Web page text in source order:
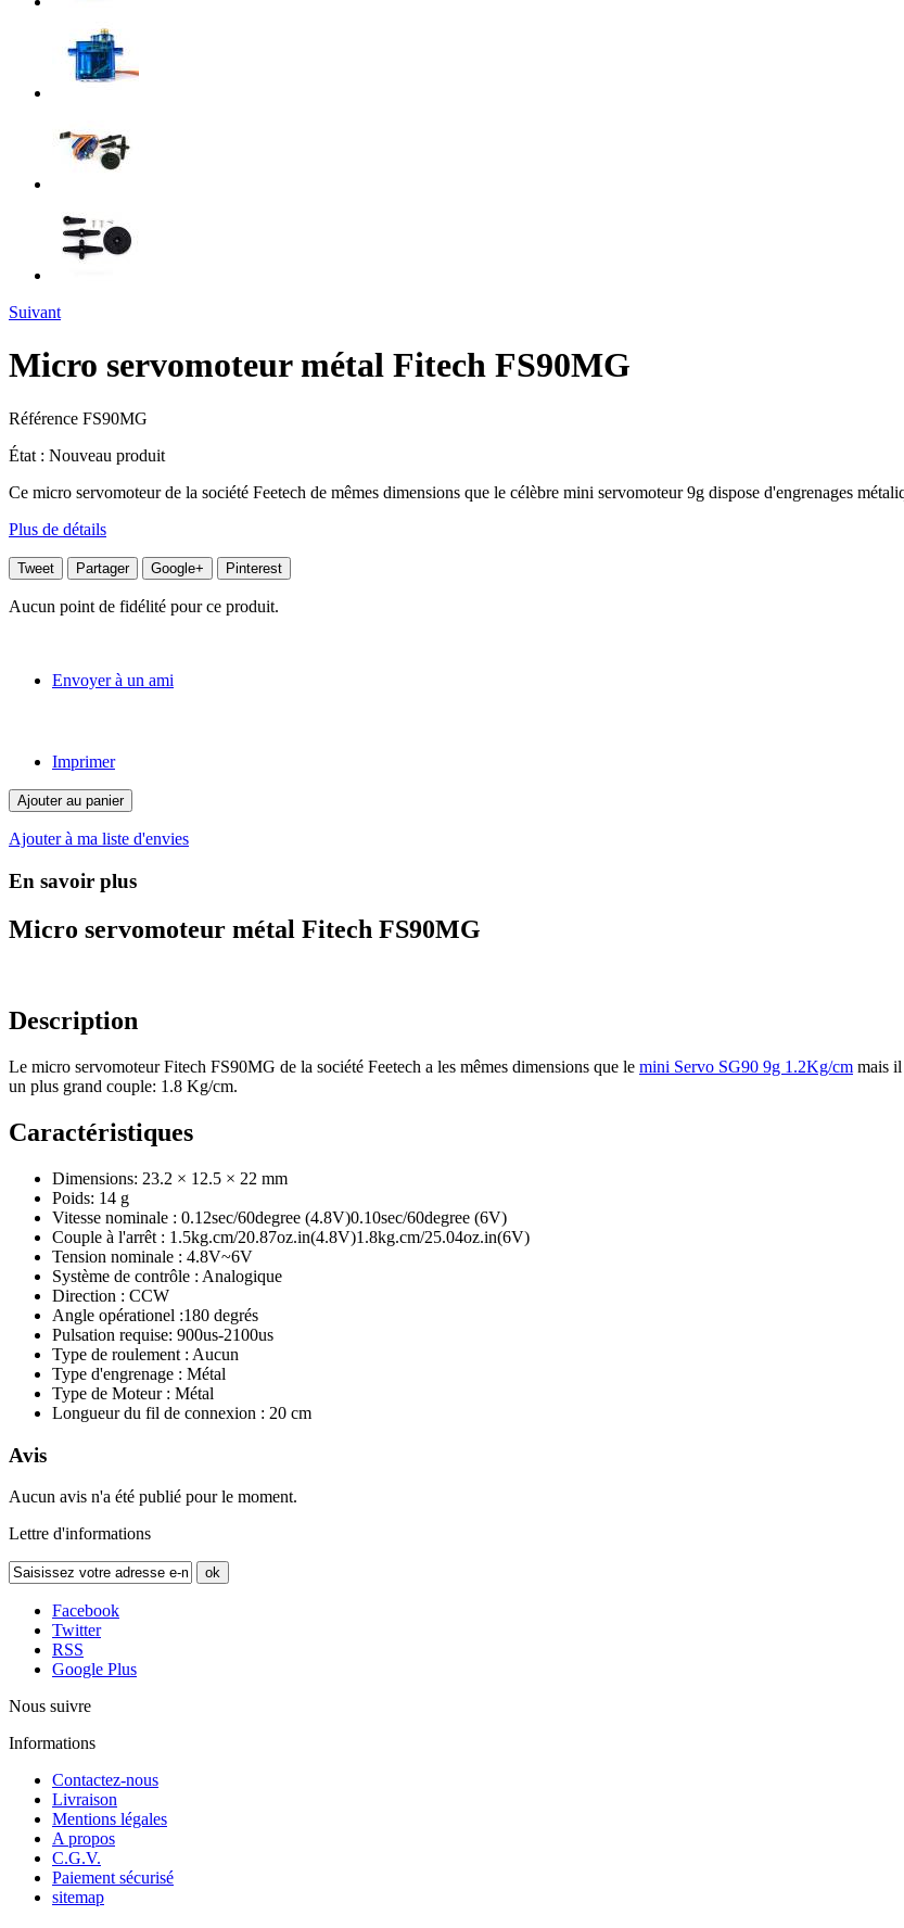
Suivant
Micro servomoteur métal Fitech FS90MG
Référence FS90MG
État : Nouveau produit
Ce micro servomoteur de la société Feetech de mêmes dimensions que le célèbre mini servomoteur 9g dispose d'engrenages
Plus de détails
Tweet Partager Google+ Pinterest
Aucun point de fidélité pour ce produit.
Envoyer à un ami
Imprimer
Ajouter au panier
Ajouter à ma liste d'envies
En savoir plus
Micro servomoteur métal Fitech FS90MG
Description
Le micro servomoteur Fitech FS90MG de la société Feetech a les mêmes dimensions que le mini Servo SG90 9g 1.2Kg/cm mais il
un plus grand couple: 1.8 Kg/cm.
Caractéristiques
Dimensions: 23.2 × 12.5 × 22 mm
Poids: 14 g
Vitesse nominale : 0.12sec/60degree (4.8V)0.10sec/60degree (6V)
Couple à l'arrêt : 1.5kg.cm/20.87oz.in(4.8V)1.8kg.cm/25.04oz.in(6V)
Tension nominale : 4.8V~6V
Système de contrôle : Analogique
Direction : CCW
Angle opérationel :180 degrés
Pulsation requise: 900us-2100us
Type de roulement : Aucun
Type d'engrenage : Métal
Type de Moteur : Métal
Longueur du fil de connexion : 20 cm
Avis
Aucun avis n'a été publié pour le moment.
Lettre d'informations
ok
Facebook
Twitter
RSS
Google Plus
Nous suivre
Informations
Contactez-nous
Livraison
Mentions légales
A propos
C.G.V.
Paiement sécurisé
sitemap